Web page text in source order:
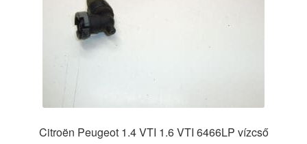
Citroën Peugeot 1.4 VTI 1.6 VTI 6466LP vízcső